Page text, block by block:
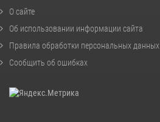
О сайте
Об использовании информации сайта
Правила обработки персональных данных
Сообщить об ошибках